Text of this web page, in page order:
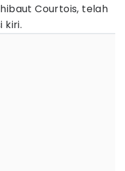
Courtois, telah
kiri.